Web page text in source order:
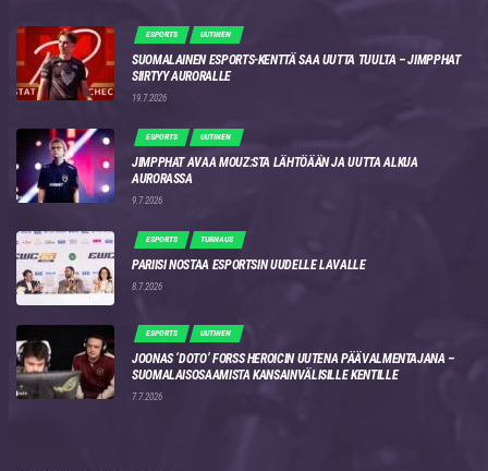
ESPORTS UUTINEN
SUOMALAINEN ESPORTS-KENTTÄ SAA UUTTA TUULTA – JIMPPHAT
SIIRTYY AURORALLE
19.7.2026
ESPORTS UUTINEN
JIMPPHAT AVAA MOUZ:STA LÄHTÖÄÄN JA UUTTA ALKUA
AURORASSA
9.7.2026
ESPORTS TURNAUS
PARIISI NOSTAA ESPORTSIN UUDELLE LAVALLE
8.7.2026
ESPORTS UUTINEN
JOONAS ‘DOTO’ FORSS HEROICIN UUTENA PÄÄVALMENTAJANA –
SUOMALAISOSAAMISTA KANSAINVÄLISILLE KENTILLE
7.7.2026